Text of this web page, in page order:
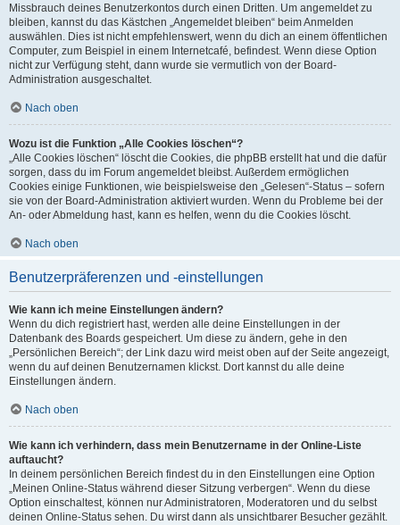
Missbrauch deines Benutzerkontos durch einen Dritten. Um angemeldet zu
bleiben, kannst du das Kästchen „Angemeldet bleiben“ beim Anmelden
auswählen. Dies ist nicht empfehlenswert, wenn du dich an einem öffentlichen
Computer, zum Beispiel in einem Internetcafé, befindest. Wenn diese Option
nicht zur Verfügung steht, dann wurde sie vermutlich von der Board-
Administration ausgeschaltet.
Nach oben
Wozu ist die Funktion „Alle Cookies löschen“?
„Alle Cookies löschen“ löscht die Cookies, die phpBB erstellt hat und die dafür
sorgen, dass du im Forum angemeldet bleibst. Außerdem ermöglichen
Cookies einige Funktionen, wie beispielsweise den „Gelesen“-Status – sofern
sie von der Board-Administration aktiviert wurden. Wenn du Probleme bei der
An- oder Abmeldung hast, kann es helfen, wenn du die Cookies löscht.
Nach oben
Benutzerpräferenzen und -einstellungen
Wie kann ich meine Einstellungen ändern?
Wenn du dich registriert hast, werden alle deine Einstellungen in der
Datenbank des Boards gespeichert. Um diese zu ändern, gehe in den
„Persönlichen Bereich“; der Link dazu wird meist oben auf der Seite angezeigt,
wenn du auf deinen Benutzernamen klickst. Dort kannst du alle deine
Einstellungen ändern.
Nach oben
Wie kann ich verhindern, dass mein Benutzername in der Online-Liste
auftaucht?
In deinem persönlichen Bereich findest du in den Einstellungen eine Option
„Meinen Online-Status während dieser Sitzung verbergen“. Wenn du diese
Option einschaltest, können nur Administratoren, Moderatoren und du selbst
deinen Online-Status sehen. Du wirst dann als unsichtbarer Besucher gezählt.